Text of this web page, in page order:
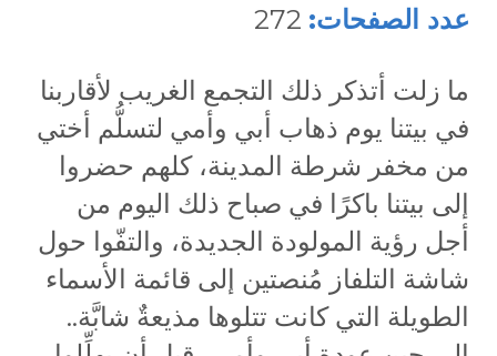
عدد الصفحات:
ما زلت أتذكر ذلك التجمع الغريب لأقاربنا
في بيتنا يوم ذهاب أبي وأمي لتسلُّم أختي
من مخفر شرطة المدينة، كلهم حضروا
إلى بيتنا باكرًا في صباح ذلك اليوم من
أجل رؤية المولودة الجديدة، والتفّوا حول
شاشة التلفاز مُنصتين إلى قائمة الأسماء
الطويلة التي كانت تتلوها مذيعةٌ شابَّة..